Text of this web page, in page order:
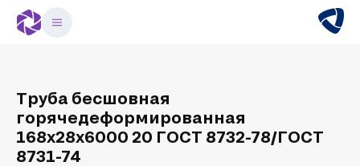
Труба бесшовная
горячедеформированная
168х28х6000 20 ГОСТ 8732-78/ГОСТ
8731-74